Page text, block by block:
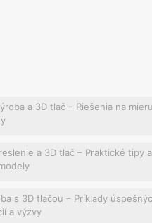
a 3D tlač – Riešenia na
a 3D tlač – Praktické tipy
s 3D tlačou – Príklady
a výzvy